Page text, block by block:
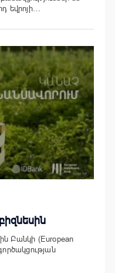
եվրոյի…
Բանկի (European